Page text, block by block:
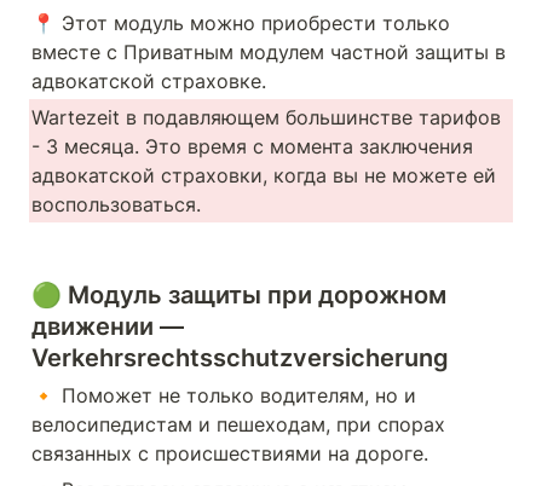
📍 Этот модуль можно приобрести только
вместе с Приватным модулем частной защиты в
адвокатской страховке.
Wartezeit в подавляющем большинстве тарифов
- 3 месяца. Это время с момента заключения
адвокатской страховки, когда вы не можете ей
воспользоваться.
🟢 Модуль защиты при дорожном
движении —
Verkehrsrechtsschutzversicherung
🔸 Поможет не только водителям, но и
велосипедистам и пешеходам, при спорах
связанных с происшествиями на дороге.